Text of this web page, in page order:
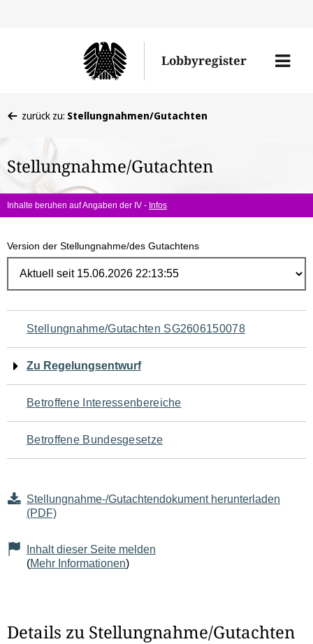
Lobbyregister
Menü
befinden
hier:
zurück zu: Stellungnahmen/Gutachten
Stellungnahme/Gutachten
Inhalte beruhen auf Angaben der IV - Infos
Version der Stellungnahme/des Gutachtens
Navigation
für
den
Seiteninhalt
Stellungnahme/Gutachten SG2606150078
Zu Regelungsentwurf
Betroffene Interessenbereiche
Betroffene Bundesgesetze
Stellungnahme-/Gutachtendokument herunterladen
(PDF)
Inhalt dieser Seite melden
(Mehr Informationen)
Details zu Stellungnahme/Gutachten